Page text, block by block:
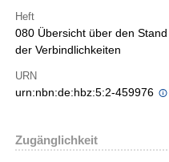
Heft
080 Übersicht über den Stand
der Verbindlichkeiten
URN
urn:nbn:de:hbz:5:2-459976
Zugänglichkeit